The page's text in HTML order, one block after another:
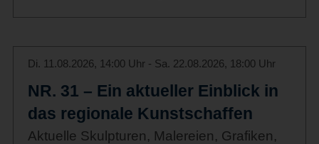
Di. 11.08.2026, 14:00 Uhr - Sa. 22.08.2026, 18:00 Uhr
NR. 31 – Ein aktueller Einblick in
das regionale Kunstschaffen
Aktuelle Skulpturen, Malereien, Grafiken,